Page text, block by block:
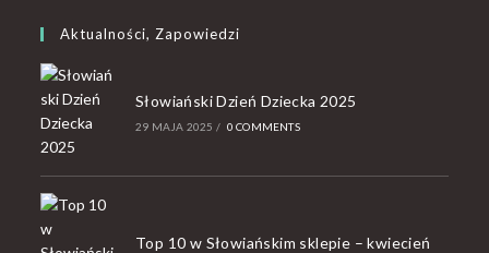
Aktualności, Zapowiedzi
Słowiański Dzień Dziecka 2025
29 MAJA 2025 / 0 COMMENTS
Top 10 w Słowiańskim sklepie – kwiecień